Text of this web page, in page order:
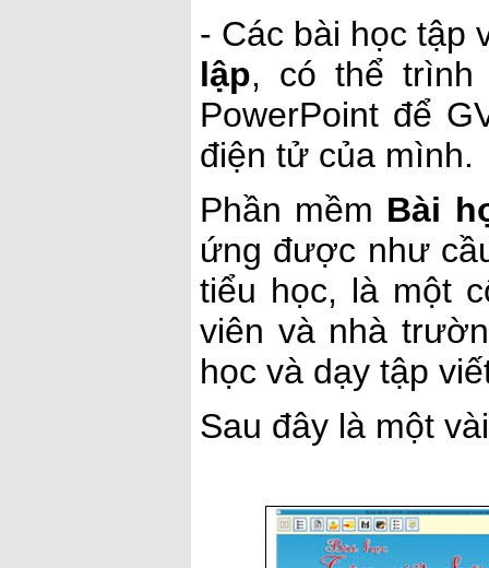
- Các bài học tập
lập, có thể trình
PowerPoint để
điện tử của mình.
Phần mềm Bài
ứng được như
tiểu học, là một
viên và nhà
học và dạy tập
Sau đây là một